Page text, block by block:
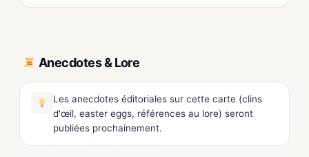
Anecdotes & Lore
Les anecdotes éditoriales sur cette carte (clins
d'œil, easter eggs, références au lore) seront
publiées prochainement.